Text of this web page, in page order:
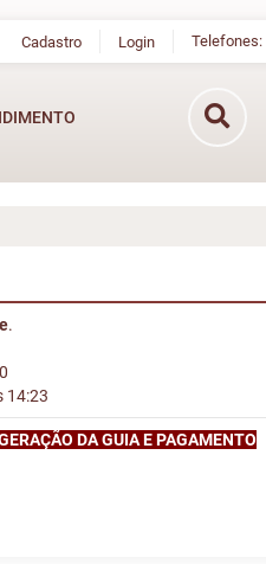
Cadastro Login Telefones:
.
14:23
DA GUIA E PAGAMENTO